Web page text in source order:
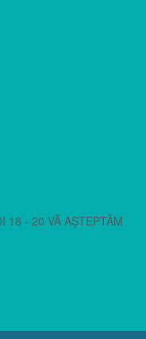
18 - 20 VĂ AȘTEPTĂM